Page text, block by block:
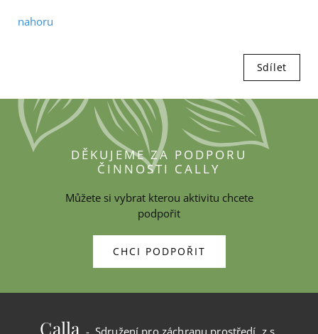
nahoru
Sdílet
DĚKUJEME ZA PODPORU
ČINNOSTI CALLY
Můžete si vybrat kterou aktivitu chcete
podpořit
CHCI PODPOŘIT
Calla - Sdružení pro záchranu prostředí, z.s.